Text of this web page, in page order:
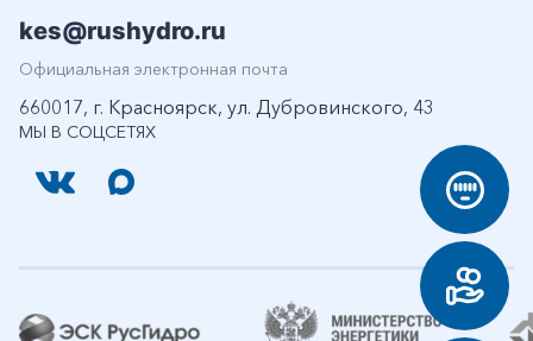
МЫ В СОЦСЕТЯХ
kes@rushydro.ru
Официальная электронная почта
660017, г. Красноярск, ул. Дубровинского, 43